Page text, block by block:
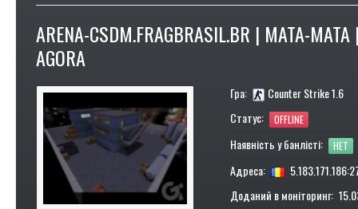
ARENA-CSDM.FRAGBRASIL.BR | MATA-MATA
AGORA
Гра:
Counter Strike 1.6
Статус: OFFLINE
Наявність у банлісті: НЕТ
Адреса:
Доданий в моніторинг: